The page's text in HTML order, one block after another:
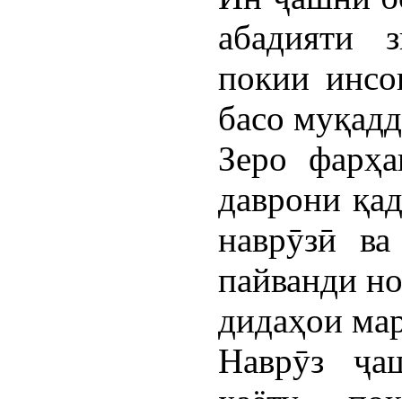
абадияти
покии
басо
Зеро
даврони
наврӯзӣ
пайванди
дидаҳои
Наврӯз